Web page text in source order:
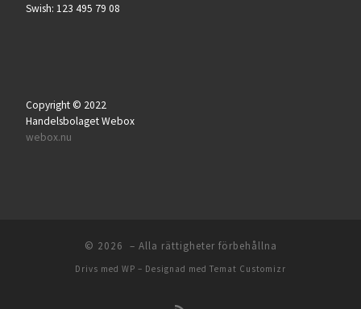
Swish: 123 495 79 08
Copyright © 2022
Handelsbolaget Webox
webox.nu
© 2026 – Alla rättigheter förbehållna
Drivs med WP – Designad med Temat Customizr